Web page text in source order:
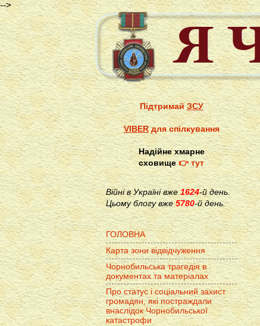
-->
ПідтримайЗСУ
VIBERдля спілкування
Надійне хмарне
сховище👉 тут
Війні в Україні вже1624-й день.
Цьому блогу вже 5780-й день.
ГОЛОВНА
Карта зони відвідчуження
Чорнобильська трагедія в
документах та матеріалах
Про статус і соціальний захист
громадян, які постраждали
внаслідок Чорнобильської
катастрофи